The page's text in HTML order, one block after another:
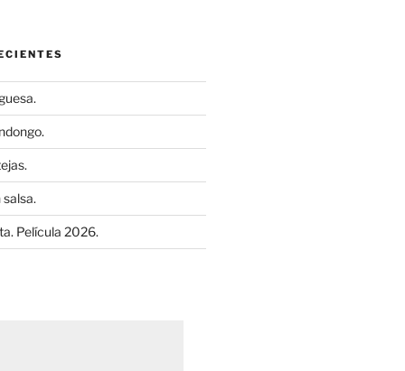
Película 2026.